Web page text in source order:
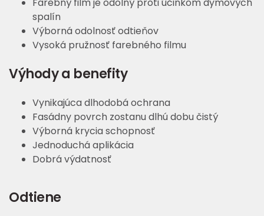
Farebný film je odolný proti účinkom dymových
spalín
Výborná odolnosť odtieňov
Vysoká pružnosť farebného filmu
Výhody a benefity
Vynikajúca dlhodobá ochrana
Fasádny povrch zostanu dlhú dobu čistý
Výborná krycia schopnosť
Jednoduchá aplikácia
Dobrá výdatnosť
Odtiene